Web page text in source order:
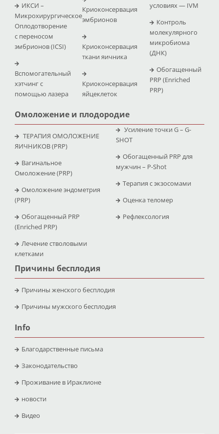
ИКСИ –
Микрохирургическое
Оплодотворение
с переносом
эмбрионов (ICSI)
Вспомогательный
хэтчинг с
помощью лазера
Криоконсервация
эмбрионов
Криоконсервация
ткани яичника
Криоконсервация
яйцеклеток
условиях — IVM
Контроль
молекулярного
микробиома
(ДНК)
Обогащенный
PRP (Enriched
PRP)
Омоложение и плодородие
ТЕРАПИЯ ОМОЛОЖЕНИЕ
ЯИЧНИКОВ (PRP)
Вагинальное
Омоложение (PRP)
Омоложение эндометрия
(PRP)
Обогащенный PRP
(Enriched PRP)
Лечение стволовыми
клетками
Усиление точки G – G-
SHOT
Обогащенный PRP для
мужчин – P-Shot
Терапия с экзосомами
Оценка теломер
Рефлексология
Причины бесплодия
Причины женского бесплодия
Причины мужского бесплодия
Info
Благодарственные письма
Законодательство
Проживание в Ираклионе
новости
Видео